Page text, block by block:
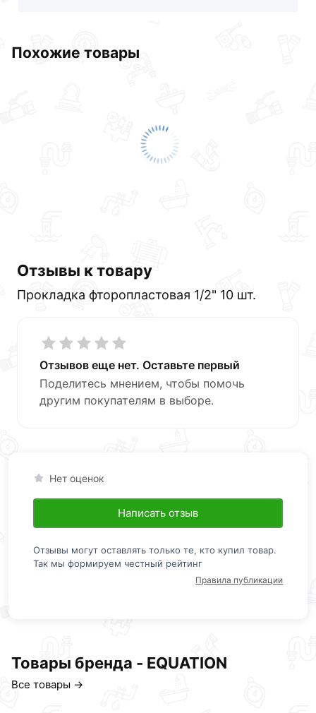
Похожие товары
Отзывы к товару
Прокладка фторопластовая 1/2" 10 шт.
Отзывов еще нет. Оставьте первый
Поделитесь мнением, чтобы помочь
другим покупателям в выборе.
Нет оценок
Написать отзыв
Отзывы могут оставлять только те, кто купил товар.
Так мы формируем честный рейтинг
Правила публикации
Товары бренда - EQUATION
Все товары →